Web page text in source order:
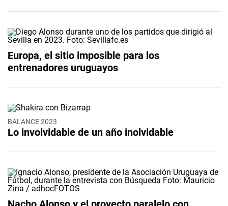
Europa, el sitio imposible para los
entrenadores uruguayos
BALANCE 2023
Lo involvidable de un año inolvidable